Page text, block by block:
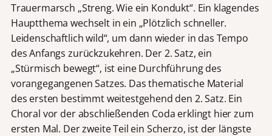
Trauermarsch „Streng. Wie ein Kondukt“. Ein klagendes
Hauptthema wechselt in ein „Plötzlich schneller.
Leidenschaftlich wild“, um dann wieder in das Tempo
des Anfangs zurückzukehren. Der 2. Satz, ein
„Stürmisch bewegt“, ist eine Durchführung des
vorangegangenen Satzes. Das thematische Material
des ersten bestimmt weitestgehend den 2. Satz. Ein
Choral vor der abschließenden Coda erklingt hier zum
ersten Mal. Der zweite Teil ein Scherzo, ist der längste